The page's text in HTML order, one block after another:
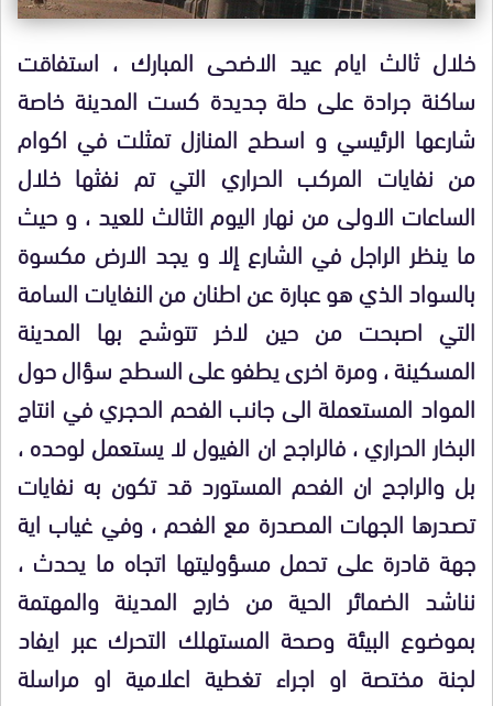
خلال ثالث ايام عيد الاضحى المبارك ، استفاقت
ساكنة جرادة على حلة جديدة كست المدينة خاصة
شارعها الرئيسي و اسطح المنازل تمثلت في اكوام
من نفايات المركب الحراري التي تم نفثها خلال
الساعات الاولى من نهار اليوم الثالث للعيد ، و حيث
ما ينظر الراجل في الشارع إلا و يجد الارض مكسوة
بالسواد الذي هو عبارة عن اطنان من النفايات السامة
التي اصبحت من حين لاخر تتوشح بها المدينة
المسكينة ، ومرة اخرى يطفو على السطح سؤال حول
المواد المستعملة الى جانب الفحم الحجري في انتاج
البخار الحراري ، فالراجح ان الفيول لا يستعمل لوحده ،
بل والراجح ان الفحم المستورد قد تكون به نفايات
تصدرها الجهات المصدرة مع الفحم ، وفي غياب اية
جهة قادرة على تحمل مسؤوليتها اتجاه ما يحدث ،
نناشد الضمائر الحية من خارج المدينة والمهتمة
بموضوع البيئة وصحة المستهلك التحرك عبر ايفاد
لجنة مختصة او اجراء تغطية اعلامية او مراسلة